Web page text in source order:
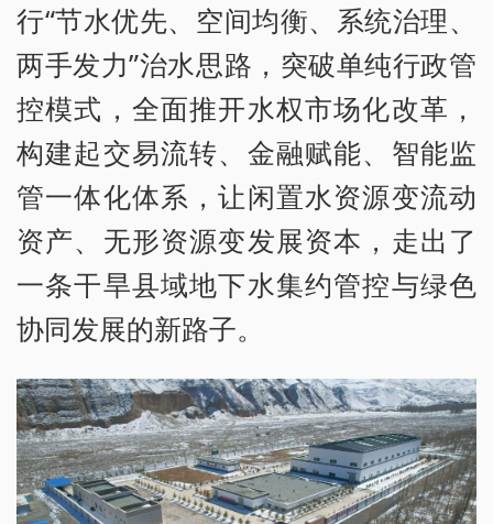
行“节水优先、空间均衡、系统治理、
两手发力”治水思路，突破单纯行政管
控模式，全面推开水权市场化改革，
构建起交易流转、金融赋能、智能监
管一体化体系，让闲置水资源变流动
资产、无形资源变发展资本，走出了
一条干旱县域地下水集约管控与绿色
协同发展的新路子。